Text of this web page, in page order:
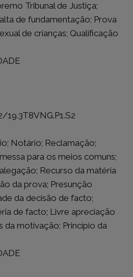
Tribunal de Justiça;
de fundamentação; Prova
de crianças; Qualificação
19.3T8VNG.P1.S2
Notário; Reclamação;
para os meios comuns;
Recurso da matéria
da prova; Presunção
da decisão de facto;
de facto; Livre apreciação
da motivação; Princípio da